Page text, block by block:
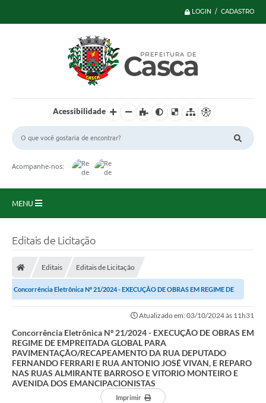
LOGIN / CADASTRO
Acessibilidade
Acompanhe-nos:
MENU
Imprensa
Cidadão
Protocolo Digital
Editais de Licitação
Editais Editais de Licitação
Concorrência Eletrônica Nº 21/2024 - EXECUÇÃO DE OBRAS EM REGIME DE
Atualizado em: 03/10/2024 às 11h31
Concorrência Eletrônica Nº 21/2024 - EXECUÇÃO DE OBRAS EM
REGIME DE EMPREITADA GLOBAL PARA
PAVIMENTAÇÃO/RECAPEAMENTO DA RUA DEPUTADO
FERNANDO FERRARI E RUA ANTONIO JOSÉ VIVAN, E REPARO
NAS RUAS ALMIRANTE BARROSO E VITORIO MONTEIRO E
AVENIDA DOS EMANCIPACIONISTAS
Imprimir